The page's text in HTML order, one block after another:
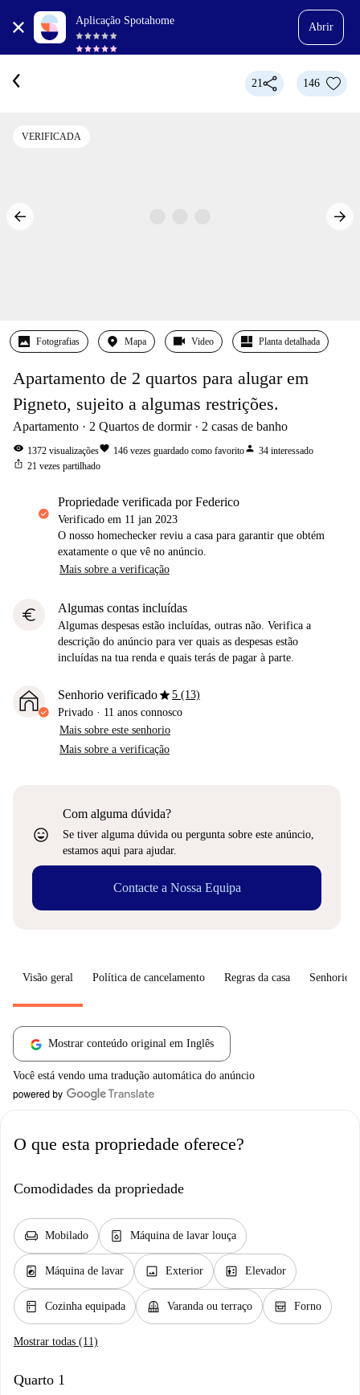
Aplicação Spotahome
Abrir
21 146
VERIFICADA
Fotografias Mapa Video Planta detalhada
Apartamento de 2 quartos para alugar em
Pigneto, sujeito a algumas restrições.
Apartamento 2 Quartos de dormir 2 casas de banho
visibility 1372 visualizaçõesfavorite 146 vezes guardado como favoritoperson 34 interessado
ios_share 21 vezes partilhado
propriedade verificada por Federico
Verificado em 11 jan 2023
O nosso homechecker reviu a casa para garantir que obtém
exatamente o que vê no anúncio.
Mais sobre a verificação
euro Algumas contas incluídas
Algumas despesas estão incluídas, outras não. Verifica a
descrição do anúncio para ver quais as despesas estão
incluídas na tua renda e quais terás de pagar à parte.
Senhorio verificadostar5 (13)
Privado · 11 anos connosco
Mais sobre este senhorio
Mais sobre a verificação
sentiment_very_satisfied
Com alguma dúvida?
Se tiver alguma dúvida ou pergunta sobre este anúncio,
estamos aqui para ajudar.
Contacte a Nossa Equipa
Visão geral Política de cancelamento Regras da casa Senhorio
Mostrar conteúdo original em Inglês
Você está vendo uma tradução automática do anúncio
O que esta propriedade oferece?
Comodidades da propriedade
chair Mobilado dishwasher_gen Máquina de lavar louça
local_laundry_service Máquina de lavar image Exterior elevator Elevador
kitchen Cozinha equipada balcony Varanda ou terraço oven_gen Forno
Mostrar todas (11)
Quarto 1